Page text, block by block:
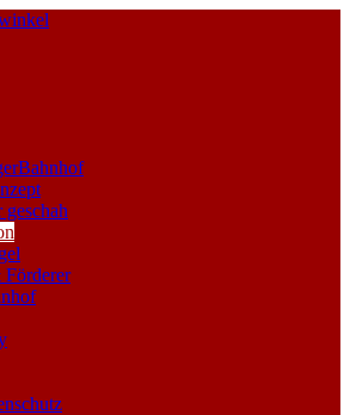
geschah
Förderer